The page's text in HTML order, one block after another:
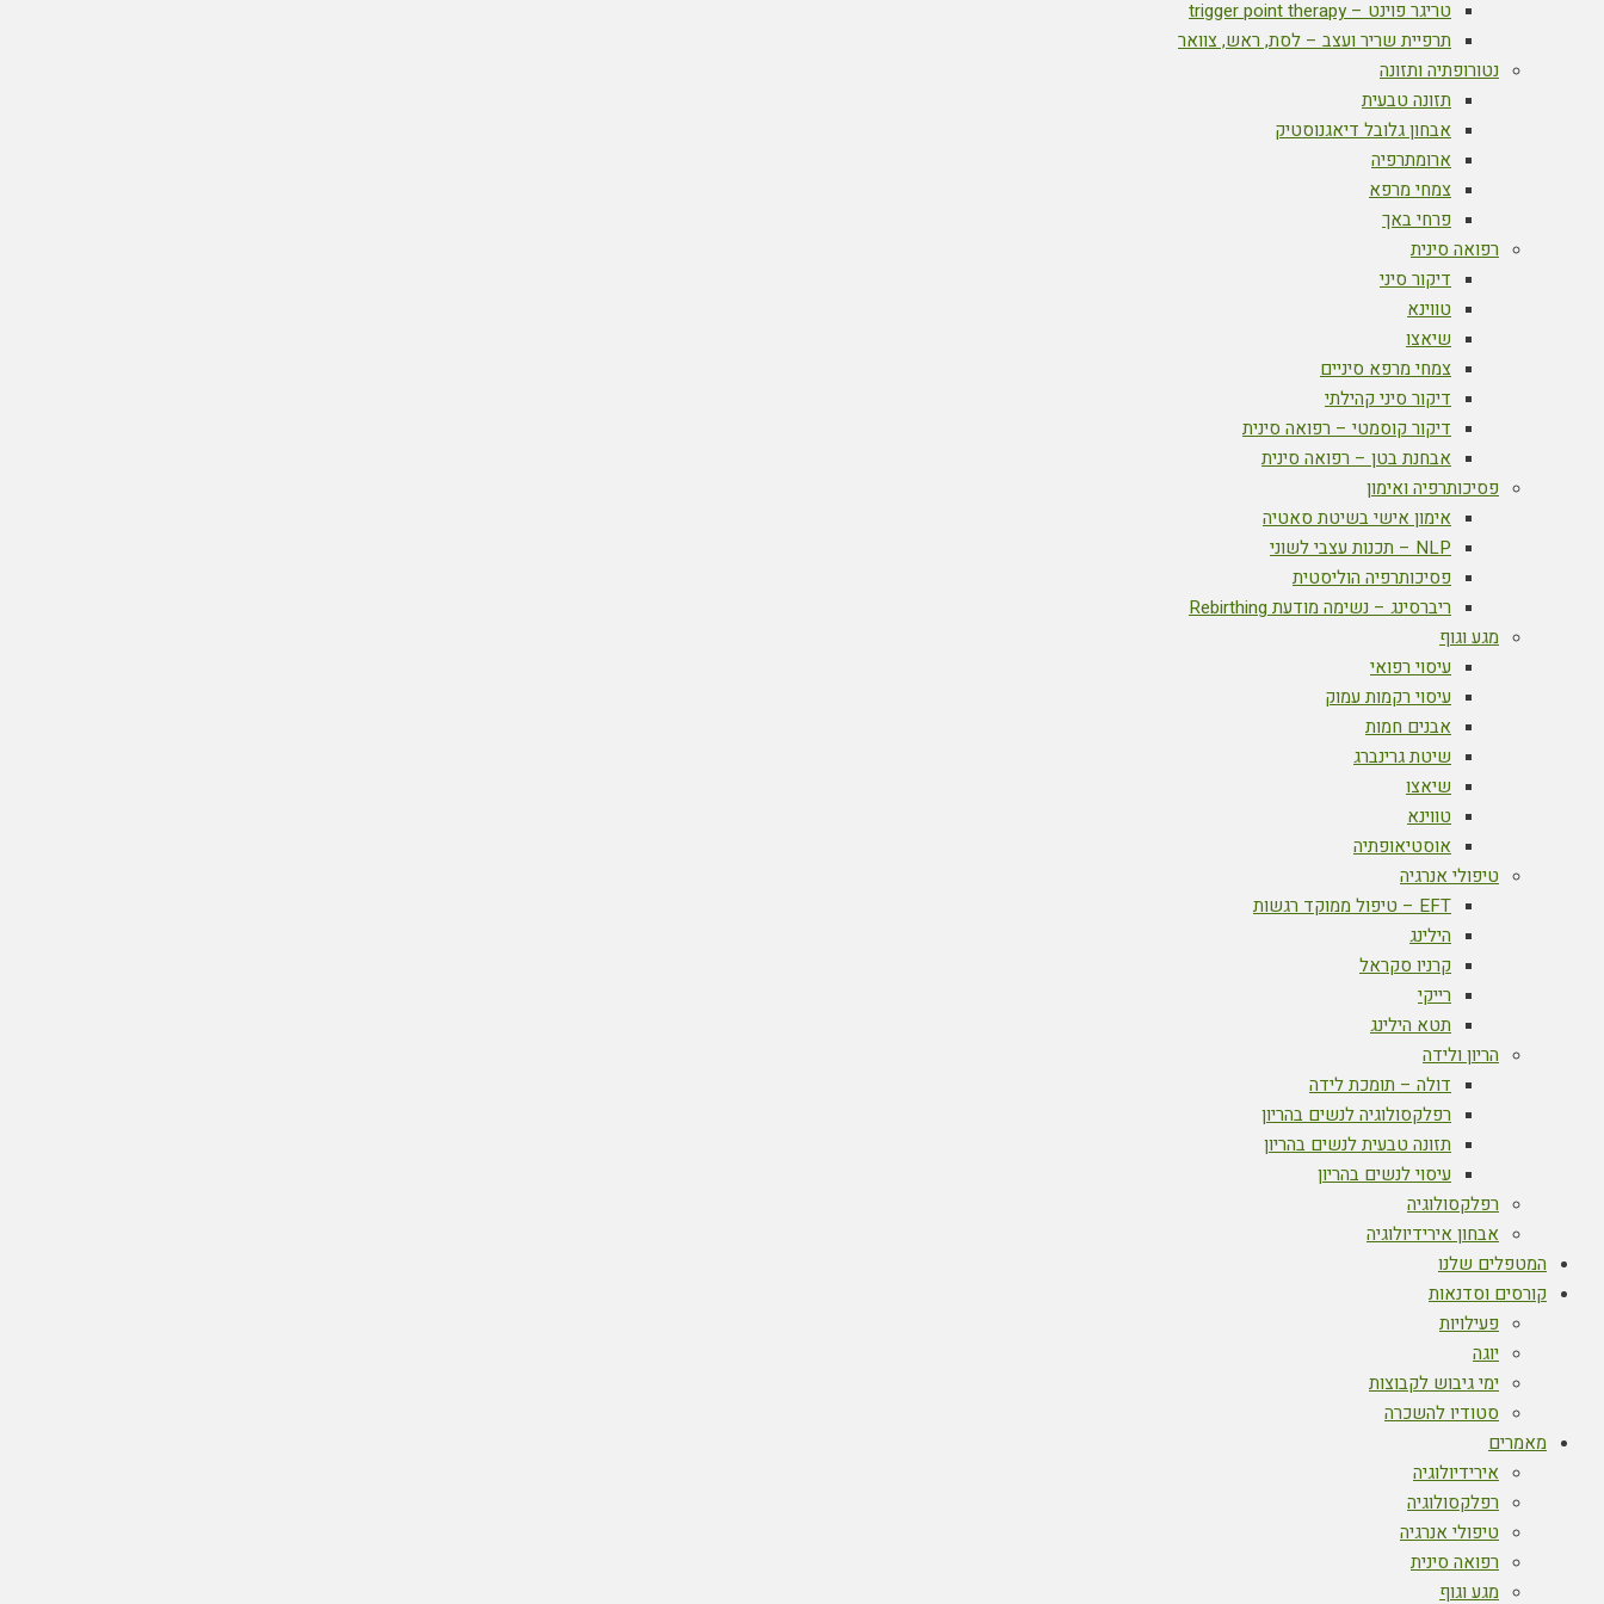
טריגר פוינט – trigger point therapy
תרפיית שריר ועצב – לסת, ראש, צוואר
נטורופתיה ותזונה
תזונה טבעית
אבחון גלובל דיאגנוסטיק
ארומתרפיה
צמחי מרפא
פרחי באך
רפואה סינית
דיקור סיני
טווינא
שיאצו
צמחי מרפא סיניים
דיקור סיני קהילתי
דיקור קוסמטי – רפואה סינית
אבחנת בטן – רפואה סינית
פסיכותרפיה ואימון
אימון אישי בשיטת סאטיה
NLP – תכנות עצבי לשוני
פסיכותרפיה הוליסטית
ריברסינג – נשימה מודעת Rebirthing
מגע וגוף
עיסוי רפואי
עיסוי רקמות עמוק
אבנים חמות
שיטת גרינברג
שיאצו
טווינא
אוסטיאופתיה
טיפולי אנרגיה
EFT – טיפול ממוקד רגשות
הילינג
קרניו סקראל
רייקי
תטא הילינג
הריון ולידה
דולה – תומכת לידה
רפלקסולוגיה לנשים בהריון
תזונה טבעית לנשים בהריון
עיסוי לנשים בהריון
רפלקסולוגיה
אבחון אירידיולוגיה
המטפלים שלנו
קורסים וסדנאות
פעילויות
יוגה
ימי גיבוש לקבוצות
סטודיו להשכרה
מאמרים
אירידיולוגיה
רפלקסולוגיה
טיפולי אנרגיה
רפואה סינית
מגע וגוף